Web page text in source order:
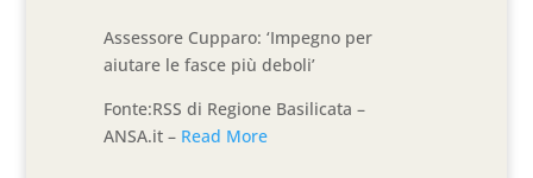
Assessore Cupparo: ‘Impegno per
aiutare le fasce più deboli’
Fonte:RSS di Regione Basilicata –
ANSA.it – Read More